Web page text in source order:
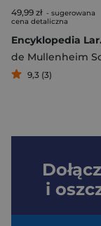
49,99 zł - sugerowana
cena detaliczna
9,3 (3)
i